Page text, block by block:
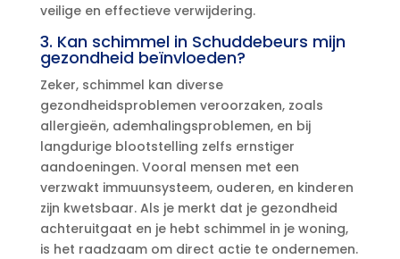
veilige en effectieve verwijdering.​
3.​ Kan schimmel in Schuddebeurs mijn
gezondheid beïnvloeden?
Zeker, schimmel kan diverse
gezondheidsproblemen veroorzaken, zoals
allergieën, ademhalingsproblemen, en bij
langdurige blootstelling zelfs ernstiger
aandoeningen.​ Vooral mensen met een
verzwakt immuunsysteem, ouderen, en kinderen
zijn kwetsbaar.​ Als je merkt dat je gezondheid
achteruitgaat en je hebt schimmel in je woning,
is het raadzaam om direct actie te ondernemen.​